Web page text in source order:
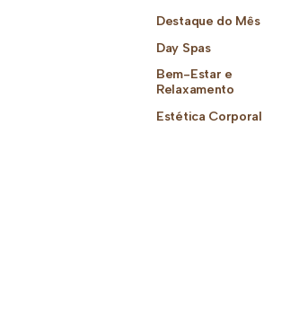
Destaque do Mês
Day Spas
Bem-Estar e
Relaxamento
Estética Corporal